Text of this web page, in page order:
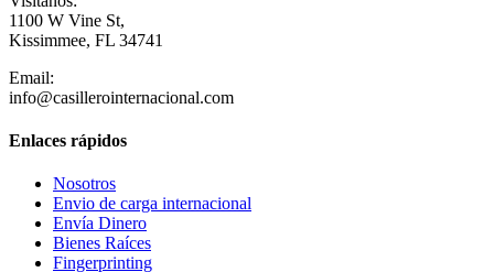
1100 W Vine St,
Kissimmee, FL 34741
Email:
info@casillerointernacional.com
Enlaces rápidos
Nosotros
Envio de carga internacional
Envía Dinero
Bienes Raíces
Fingerprinting